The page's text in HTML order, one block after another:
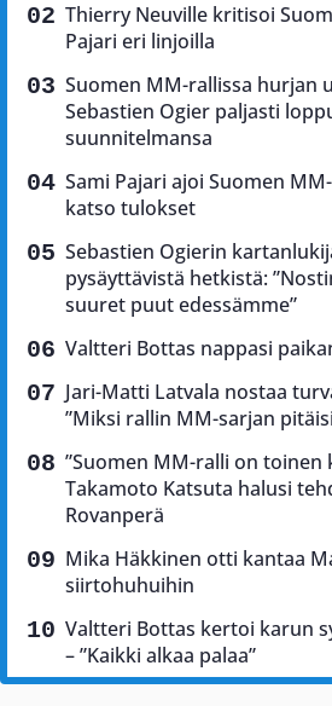
Thierry Neuville kritisoi
Pajari eri linjoilla
Suomen MM-rallissa hurjan
Sebastien Ogier paljasti
suunnitelmansa
Sami Pajari ajoi Suomen
katso tulokset
Sebastien Ogierin
pysäyttävistä hetkistä:
suuret puut edessämme”
Valtteri Bottas nappasi
Jari-Matti Latvala nostaa
”Miksi rallin MM-sarjan
”Suomen MM-ralli on toinen
Takamoto Katsuta halusi
Rovanperä
Mika Häkkinen otti kantaa
siirtohuhuihin
Valtteri Bottas kertoi karun
– ”Kaikki alkaa palaa”